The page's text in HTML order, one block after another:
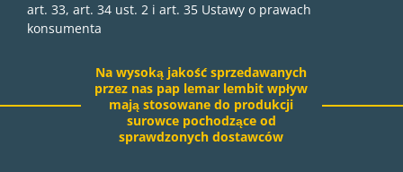
art. 33, art. 34 ust. 2 i art. 35 Ustawy o prawach
konsumenta
Na wysoką jakość sprzedawanych
przez nas pap lemar lembit wpływ
mają stosowane do produkcji
surowce pochodzące od
sprawdzonych dostawców